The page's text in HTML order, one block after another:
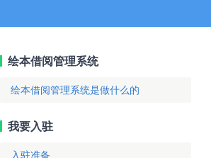
绘本借阅管理系统
绘本借阅管理系统是做什么的
我要入驻
入驻准备